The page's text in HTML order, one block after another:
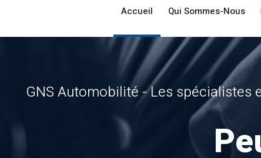
Accueil Qui Sommes-Nous
GNS Automobilité - Les spécialistes